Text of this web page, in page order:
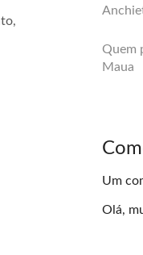
Quem
Maua
Um
Olá,